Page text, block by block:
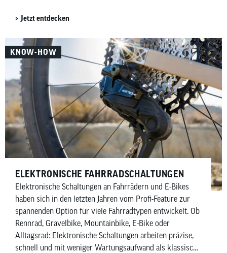
welches Mountainbike-Zubehör wirklich sinnvoll ist –
Bike sowie Wartung und Pflege.
Jetzt entdecken
KNOW-HOW
ELEKTRONISCHE FAHRRADSCHALTUNGEN
Elektronische Schaltungen an Fahrrädern und E-Bikes
haben sich in den letzten Jahren vom Profi-Feature zur
spannenden Option für viele Fahrradtypen entwickelt. Ob
Rennrad, Gravelbike, Mountainbike, E-Bike oder
Alltagsrad: Elektronische Schaltungen arbeiten präzise,
schnell und mit weniger Wartungsaufwand als klassische